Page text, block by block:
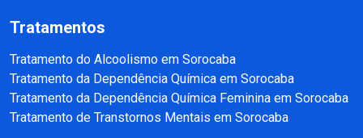
Tratamentos
Tratamento do Alcoolismo em Sorocaba
Tratamento da Dependência Química em Sorocaba
Tratamento da Dependência Química Feminina em Sorocaba
Tratamento de Transtornos Mentais em Sorocaba